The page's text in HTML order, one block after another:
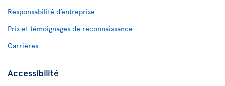
Responsabilité d’entreprise
Prix et témoignages de reconnaissance
Carrières
Accessibilité